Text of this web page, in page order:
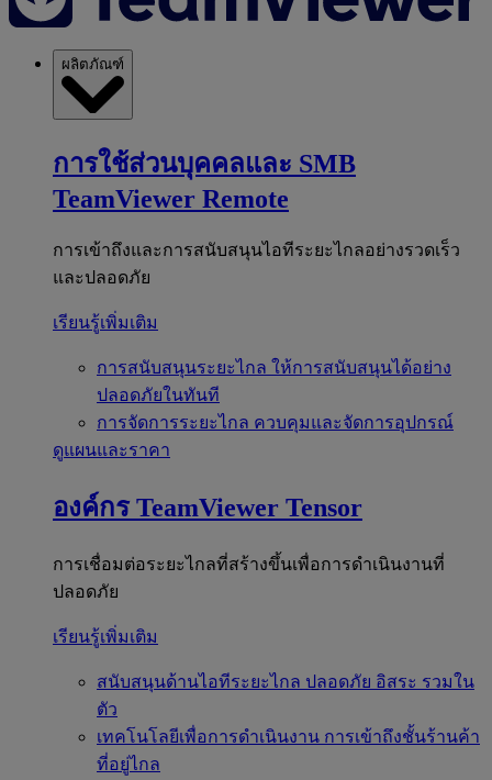
ผลิตภัณฑ์
การใช้ส่วนบุคคลและ SMB
TeamViewer Remote
การเข้าถึงและการสนับสนุนไอทีระยะไกลอย่างรวดเร็ว
และปลอดภัย
เรียนรู้เพิ่มเติม
การสนับสนุนระยะไกล ให้การสนับสนุนได้อย่าง
ปลอดภัยในทันที
การจัดการระยะไกล ควบคุมและจัดการอุปกรณ์
ดูแผนและราคา
องค์กร TeamViewer Tensor
การเชื่อมต่อระยะไกลที่สร้างขึ้นเพื่อการดำเนินงานที่
ปลอดภัย
เรียนรู้เพิ่มเติม
สนับสนุนด้านไอทีระยะไกล ปลอดภัย อิสระ รวมใน
ตัว
เทคโนโลยีเพื่อการดำเนินงาน การเข้าถึงชั้นร้านค้า
ที่อยู่ไกล